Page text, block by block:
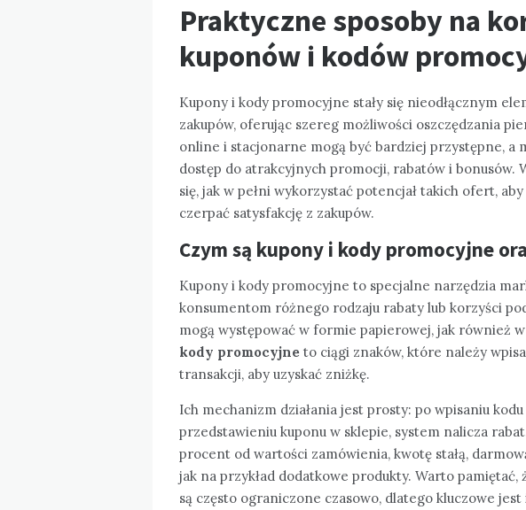
Praktyczne sposoby na
kuponów i kodów
Kupony i kody promocyjne stały się nieodłącznym
zakupów, oferując szereg możliwości oszczędzania
online i stacjonarne mogą być bardziej przystępne, a
dostęp do atrakcyjnych promocji, rabatów i bonusów.
się, jak w pełni wykorzystać potencjał takich ofert,
czerpać satysfakcję z zakupów.
Czym są kupony i kody promocyjne
Kupony i kody promocyjne to specjalne narzędzia
konsumentom różnego rodzaju rabaty lub korzyści
mogą występować w formie papierowej, jak również
kody promocyjne to ciągi znaków, które należy
transakcji, aby uzyskać zniżkę.
Ich mechanizm działania jest prosty: po wpisaniu
przedstawieniu kuponu w sklepie, system nalicza
procent od wartości zamówienia, kwotę stałą,
jak na przykład dodatkowe produkty. Warto
są często ograniczone czasowo, dlatego kluczowe